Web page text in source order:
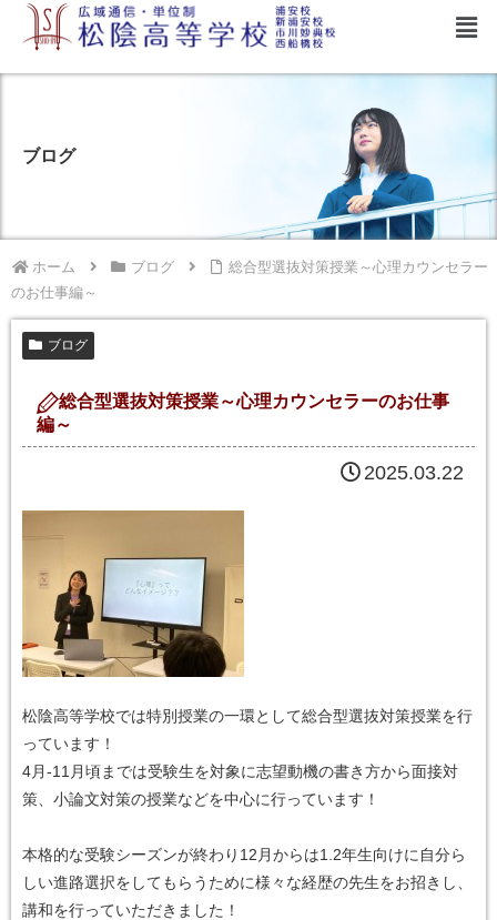
ブログ
ホーム ブログ
総合型選抜対策授業～心理カウンセラー
のお仕事編～
ブログ
総合型選抜対策授業～心理カウンセラーのお仕事
編～
2025.03.22
松陰高等学校では特別授業の一環として総合型選抜対策授業を行
っています！
4月-11月頃までは受験生を対象に志望動機の書き方から面接対
策、小論文対策の授業などを中心に行っています！
本格的な受験シーズンが終わり12月からは1.2年生向けに自分ら
しい進路選択をしてもらうために様々な経歴の先生をお招きし、
講和を行っていただきました！